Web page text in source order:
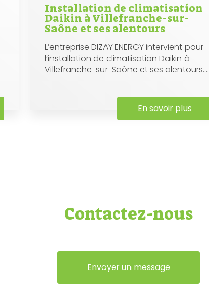
Installation de climatisation
Daikin à Villefranche-sur-
Saône et ses alentours
L’entreprise DIZAY ENERGY intervient pour
l’installation de climatisation Daikin à
Villefranche-sur-Saône et ses alentours....
En savoir plus
Contactez-nous
Envoyer un message